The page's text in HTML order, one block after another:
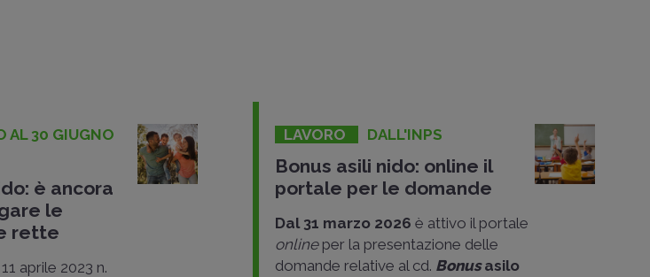
AL 30 GIUGNO
è ancora
le
rette
aprile 2023 n.
LAVORO DALL'INPS
Bonus asili nido: online il
portale per le domande
Dal 31 marzo 2026 è attivo il portale
onlineper la presentazione delle
domande relative al cd. Bonusasilo